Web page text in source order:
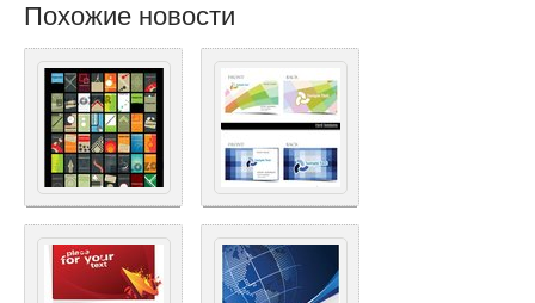
Похожие новости